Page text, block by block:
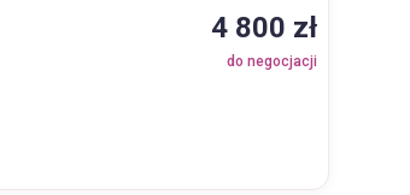
4 800 zł
do negocjacji